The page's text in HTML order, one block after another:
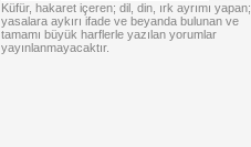
Küfür, hakaret içeren; dil, din, ırk ayrımı yapan;
yasalara aykırı ifade ve beyanda bulunan ve
tamamı büyük harflerle yazılan yorumlar
yayınlanmayacaktır.